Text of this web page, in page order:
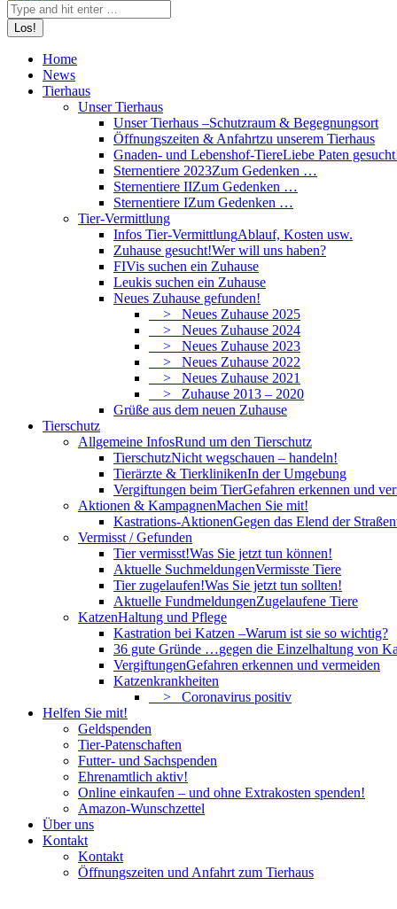
Home
News
Tierhaus
Unser Tierhaus
Unser Tierhaus –Schutzraum & Begegnungsort
Öffnungszeiten & Anfahrtzu unserem Tierhaus
Gnaden- und Lebenshof-TiereLiebe Paten
Sternentiere 2023Zum Gedenken …
Sternentiere IIZum Gedenken …
Sternentiere IZum Gedenken …
Tier-Vermittlung
Infos Tier-VermittlungAblauf, Kosten usw.
Zuhause gesucht!Wer will uns haben?
FIVis suchen ein Zuhause
Leukis suchen ein Zuhause
Neues Zuhause gefunden!
> Neues Zuhause 2025
> Neues Zuhause 2024
> Neues Zuhause 2023
> Neues Zuhause 2022
> Neues Zuhause 2021
> Zuhause 2013 – 2020
Grüße aus dem neuen Zuhause
Tierschutz
Allgemeine InfosRund um den Tierschutz
TierschutzNicht wegschauen – handeln!
Tierärzte & TierklinikenIn der Umgebung
Vergiftungen beim TierGefahren erkennen und
Aktionen & KampagnenMachen Sie mit!
Kastrations-AktionenGegen das Elend der
Vermisst / Gefunden
Tier vermisst!Was Sie jetzt tun können!
Aktuelle SuchmeldungenVermisste Tiere
Tier zugelaufen!Was Sie jetzt tun sollten!
Aktuelle FundmeldungenZugelaufene Tiere
KatzenHaltung und Pflege
Kastration bei Katzen –Warum ist sie so wichtig?
36 gute Gründe …gegen die Einzelhaltung von
VergiftungenGefahren erkennen und vermeiden
Katzenkrankheiten
> Coronavirus positiv
Helfen Sie mit!
Geldspenden
Tier-Patenschaften
Futter- und Sachspenden
Ehrenamtlich aktiv!
Online einkaufen – und ohne Extrakosten spenden!
Amazon-Wunschzettel
Über uns
Kontakt
Kontakt
Öffnungszeiten und Anfahrt zum Tierhaus